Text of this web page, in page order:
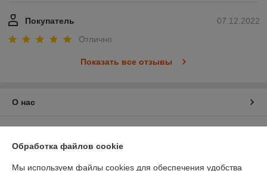
07.12.2022
Покупатель
Отлично
Показать все отзывы
О нас
Обработка файлов cookie
Мы используем файлы cookies для обеспечения удобства